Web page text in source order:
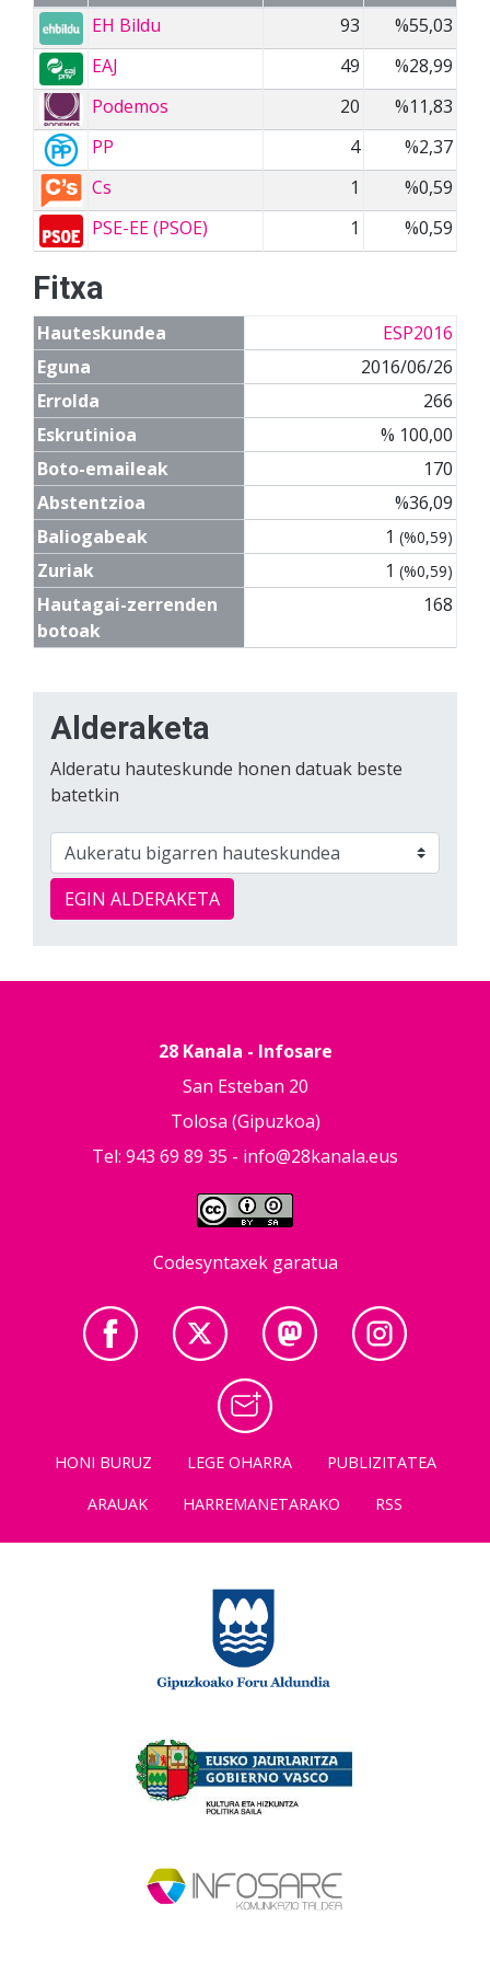
EH Bildu
93
%55,03
EAJ
49
%28,99
Podemos
20
%11,83
PP
4
%2,37
Cs
1
%0,59
PSE-EE (PSOE)
1 %0,59
Fitxa
Hauteskundea
ESP2016
Eguna
2016/06/26
Errolda
266
Eskrutinioa
% 100,00
Boto-emaileak
170
Abstentzioa
%36,09
Baliogabeak
1 (%0,59)
Zuriak 1 (%0,59)
Hautagai-zerrenden
botoak
168
Alderaketa
Alderatu hauteskunde honen datuak beste
batetkin
EGIN ALDERAKETA
28 Kanala - Infosare
San Esteban 20
Tolosa (Gipuzkoa)
Tel: 943 69 89 35 - info@28kanala.eus
Codesyntaxek garatua
HONI BURUZ LEGE OHARRA
PUBLIZITATEA
ARAUAK
HARREMANETARAKO RSS